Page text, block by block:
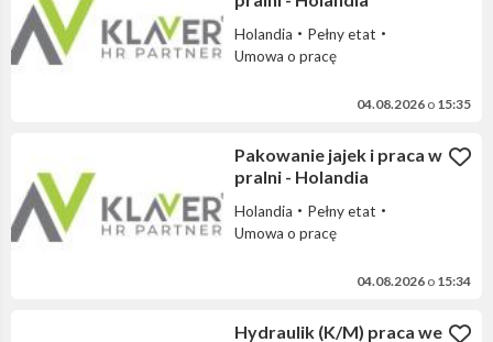
Holandia
Pełny etat
Umowa o pracę
04.08.2026 o 15:35
Pakowanie jajek i praca w
pralni - Holandia
Holandia
Pełny etat
Umowa o pracę
04.08.2026 o 15:34
Hydraulik (K/M) praca we